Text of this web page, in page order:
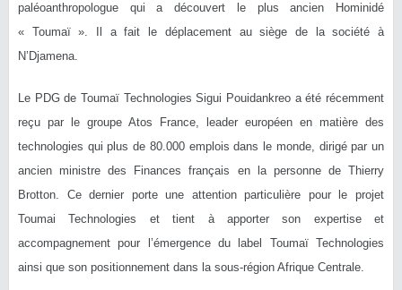
paléoanthropologue qui a découvert le plus ancien Hominidé
« Toumaï ». Il a fait le déplacement au siège de la société à
N’Djamena.
Le PDG de Toumaï Technologies Sigui Pouidankreo a été récemment
reçu par le groupe Atos France, leader européen en matière des
technologies qui plus de 80.000 emplois dans le monde, dirigé par un
ancien ministre des Finances français en la personne de Thierry
Brotton. Ce dernier porte une attention particulière pour le projet
Toumai Technologies et tient à apporter son expertise et
accompagnement pour l’émergence du label Toumaï Technologies
ainsi que son positionnement dans la sous-région Afrique Centrale.